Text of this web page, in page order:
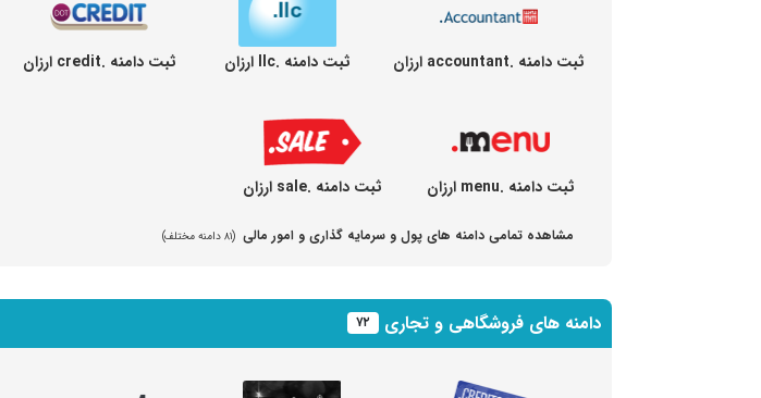
ثبت دامنه .accountant ارزان ثبت دامنه .llc ارزان ثبت دامنه .credit ارزان
ثبت دامنه .menu ارزان ثبت دامنه .sale ارزان
مشاهده تمامی دامنه های پول و سرمایه گذاری و امور مالی (۸۱ دامنه مختلف)
دامنه های فروشگاهی و تجاری ۷۲